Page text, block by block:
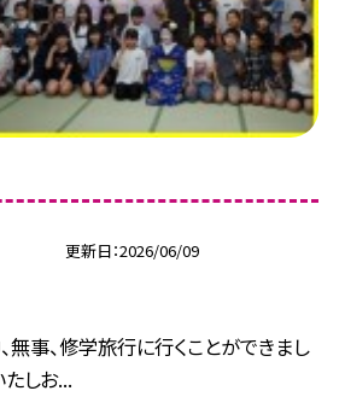
更新日 2026/06/09
事、修学旅行に行くことができまし
しお...